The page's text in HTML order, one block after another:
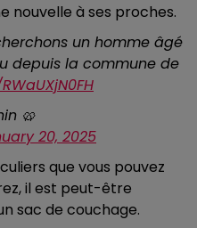
nouvelle à ses proches.
un homme âgé
depuis la commune de
🥨
20, 2025
que vous pouvez
il est peut-être
sac de couchage.